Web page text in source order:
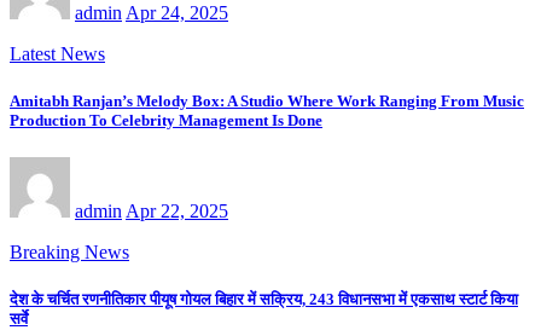
admin Apr 24, 2025
Latest News
Amitabh Ranjan’s Melody Box: A Studio Where Work Ranging From Music
Production To Celebrity Management Is Done
admin Apr 22, 2025
Breaking News
देश के चर्चित रणनीतिकार पीयूष गोयल बिहार में सक्रिय, 243 विधानसभा में एकसाथ स्टार्ट किया
सर्वे